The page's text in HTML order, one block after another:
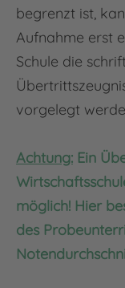
begrenzt ist,
Aufnahme erst
Schule die
vorgelegt
Achtung: Ein
möglich! Hier
des